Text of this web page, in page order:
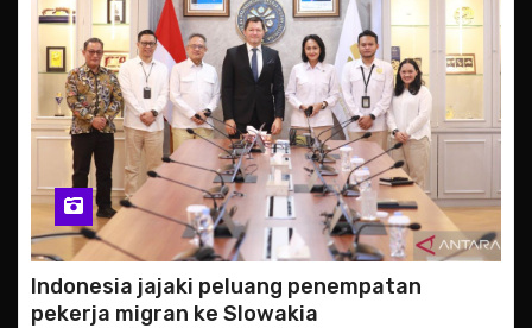
Indonesia jajaki peluang penempatan
pekerja migran ke Slowakia